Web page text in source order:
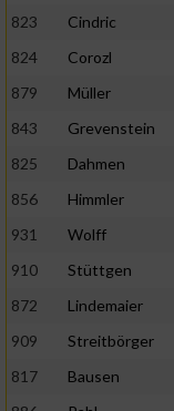
823
Cindric
824
Corozl
879
Müller
843
Grevenstein
825
Dahmen
856
Himmler
931
Wolff
910
Stüttgen
872
Lindemaier
909
Streitbörger
817
Bausen